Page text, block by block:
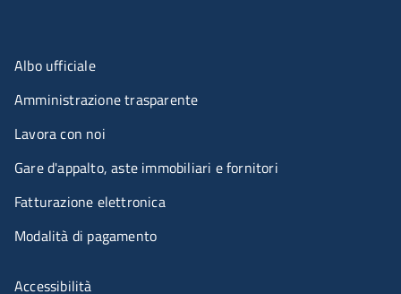
Menu organizzazione
Albo ufficiale
Amministrazione trasparente
Lavora con noi
Gare d'appalto, aste immobiliari e fornitori
Fatturazione elettronica
Modalità di pagamento
Menù riferimenti
Accessibilità